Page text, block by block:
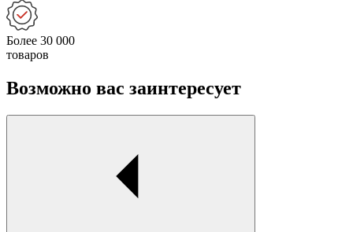
Более 30 000
товаров
Возможно вас заинтересует